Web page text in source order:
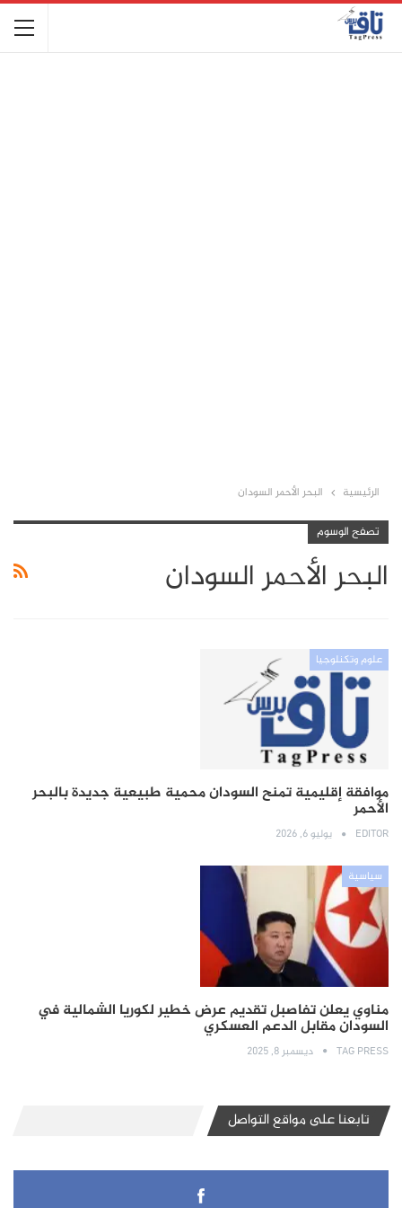
الرئيسية البحر الأحمر السودان
تصفح الوسوم
البحر الأحمر السودان
علوم وتكنلوجيا
موافقة إقليمية تمنح السودان محمية طبيعية جديدة بالبحر
الأحمر
EDITOR يوليو 6, 2026
سياسية
مناوي يعلن تفاصبل تقديم عرض خطير لكوريا الشمالية في
السودان مقابل الدعم العسكري
TAG PRESS ديسمبر 8, 2025
تابعنا على مواقع التواصل